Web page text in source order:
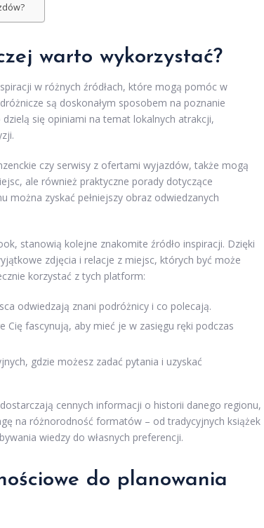
warto wykorzystać?
w różnych źródłach, które mogą pomóc w
są doskonałym sposobem na poznanie
się opiniami na temat lokalnych atrakcji,
czy serwisy z ofertami wyjazdów, także mogą
ale również praktyczne porady dotyczące
zyskać pełniejszy obraz odwiedzanych
stanowią kolejne znakomite źródło inspiracji. Dzięki
zdjęcia i relacje z miejsc, których być może
korzystać z tych platform:
odwiedzają znani podróżnicy i co polecają.
Cię fascynują, aby mieć je w zasięgu ręki podczas
gdzie możesz zadać pytania i uzyskać
cennych informacji o historii danego regionu,
na różnorodność formatów – od tradycyjnych książek
wiedzy do własnych preferencji.
do planowania